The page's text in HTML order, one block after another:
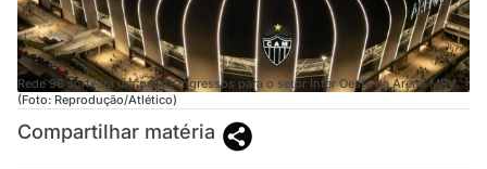
Rede 98 sorteará um par de ingressos para o setor Inter Oeste da Arena MRV.
(Foto: Reprodução/Atlético)
Compartilhar matéria